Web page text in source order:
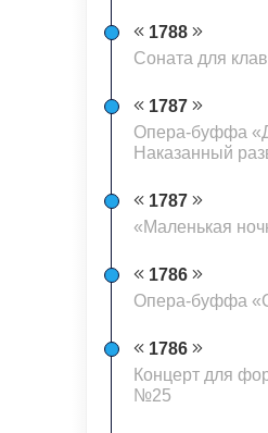
1788
Соната для
1787
Опера-буффа
Наказанный
1787
«Маленькая
1786
Опера-буффа
1786
Концерт для
№25